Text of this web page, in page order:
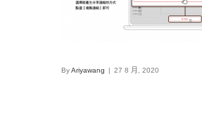
ByAriyawang | 27 8 月, 2020